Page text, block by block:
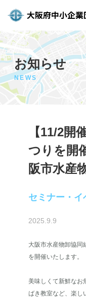
お知らせ
NEWS
【11/2開
つりを開
阪市水産
セミナー・イ
2025.9.9
大阪市水産物卸協同
を開催いたします。
美味しくて新鮮なお
ばき教室など、楽し